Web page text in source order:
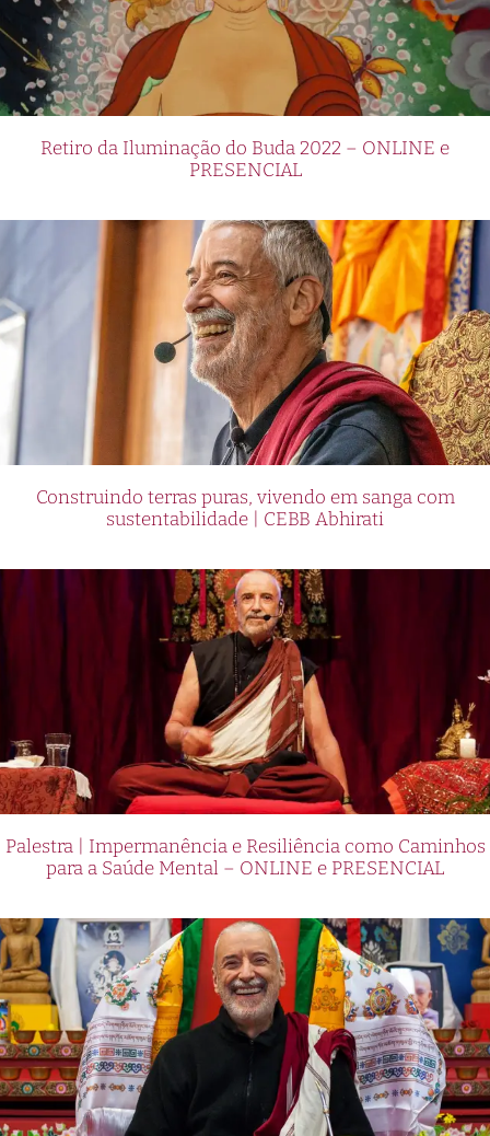
Retiro da Iluminação do Buda 2022 – ONLINE e
PRESENCIAL
Construindo terras puras, vivendo em sanga com
sustentabilidade | CEBB Abhirati
Palestra | Impermanência e Resiliência como Caminhos
para a Saúde Mental – ONLINE e PRESENCIAL